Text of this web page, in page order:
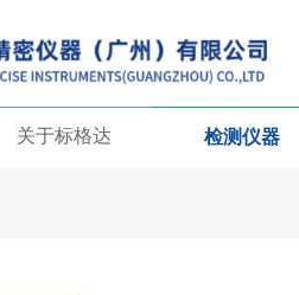
关于标格达 检测仪器